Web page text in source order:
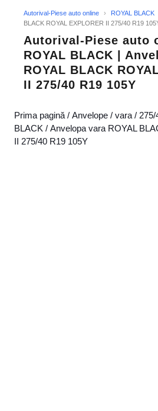
Autorival-Piese auto online › ROYAL BLACK
BLACK ROYAL EXPLORER II 275/40 R19
Autorival-Piese auto
ROYAL BLACK |
ROYAL BLACK
II 275/40 R19 105Y
Prima pagină / Anvelope / vara / 275/
BLACK / Anvelopa vara ROYAL
II 275/40 R19 105Y